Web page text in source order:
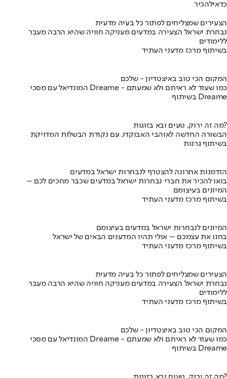
כדאילהכיר
הצעירים שמצליחים לפתור כל בעיה מדעית
נבחרת ישראל הצעירה במדעים מעניקה חוויה שהיא הרבה מעבר
ללימודים
בשיתוף מרכז מדעני העתיד
המקום הכי טוב באיצטדיון - שלכם
המונדיאל עם מסכי Dreame - כמו שעוד לא ראיתם ולא שמעתם
בשיתוף Dreame
מה זה ירוק, טעים ובא בזוגות?
הבשורה החדשה לאוהבי האבוקדו, עם נקודת הבשלות המדויקת
בשיתוף גרנות
הזדמנות אחרונה להצטרף לנבחרות ישראל במדעים
בואו להכיר את חברי נבחרות ישראל במדעים שכבר מחכים לכם –
המיונים בעיצומם
בשיתוף מרכז מדעני העתיד
המיונים לנבחרות ישראל במדעים בעיצומם
בחנו את עצמכם – אולי תהיו המדענים הבאים של ישראל
בשיתוף מרכז מדעני העתיד
הצעירים שמצליחים לפתור כל בעיה מדעית
נבחרת ישראל הצעירה במדעים מעניקה חוויה שהיא הרבה מעבר
ללימודים
בשיתוף מרכז מדעני העתיד
המקום הכי טוב באיצטדיון - שלכם
המונדיאל עם מסכי Dreame - כמו שעוד לא ראיתם ולא שמעתם
בשיתוף Dreame